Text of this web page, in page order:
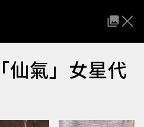
仙氣」女星代